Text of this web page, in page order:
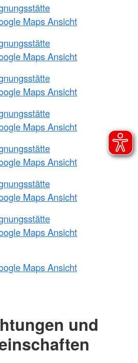
Maps Ansicht
Maps Ansicht
Maps Ansicht
Maps Ansicht
Maps Ansicht
Maps Ansicht
Maps Ansicht
Maps Ansicht
und